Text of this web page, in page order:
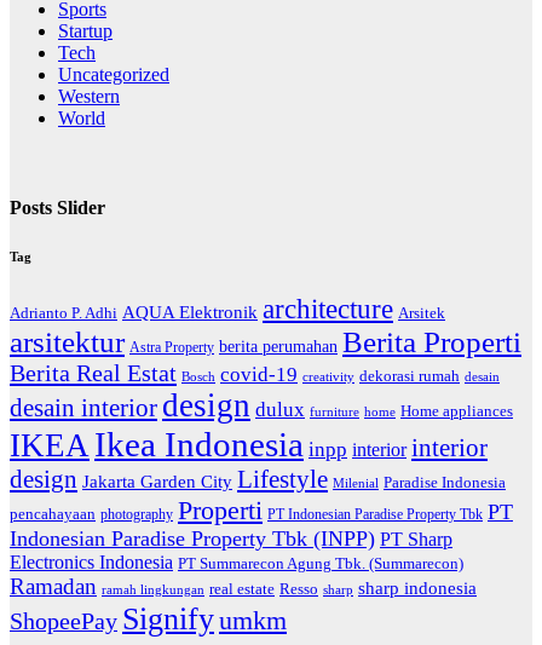
Sports
Startup
Tech
Uncategorized
Western
World
Posts Slider
Tag
Adrianto P. Adhi AQUA Elektronik architecture Arsitek
arsitektur Astra Property berita perumahan Berita Properti
Berita Real Estat Bosch covid-19 creativity dekorasi rumah desain
desain interior design dulux furniture home Home appliances
IKEA Ikea Indonesia inpp interior interior
design Jakarta Garden City Lifestyle Milenial Paradise Indonesia
pencahayaan photography Properti PT Indonesian Paradise Property Tbk PT
Indonesian Paradise Property Tbk (INPP) PT Sharp
Electronics Indonesia PT Summarecon Agung Tbk. (Summarecon)
Ramadan ramah lingkungan real estate Resso sharp sharp indonesia
ShopeePay Signifyumkm